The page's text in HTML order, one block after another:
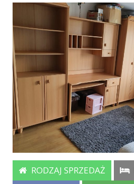
RODZAJ SPRZEDAŻ